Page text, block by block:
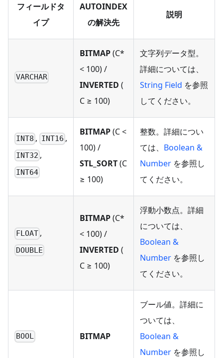
フィールドタ
イプ
AUTOINDEX
の解決先
説明
VARCHAR
BITMAP(C*
< 100) /
INVERTED (
C ≥ 100)
文字列データ型。
詳細については、
String Field を参照
してください。
INT8 , INT16 ,
INT32 ,
INT64
BITMAP(C <
100) /
STL_SORT(C
≥ 100)
整数。詳細につい
ては、 Boolean &
Number を参照し
てください。
FLOAT ,
DOUBLE
BITMAP(C*
< 100) /
INVERTED (
C ≥ 100)
浮動小数点。詳細
については、
Boolean &
Number を参照し
てください。
BOOL BITMAP
ブール値。詳細に
ついては、
Boolean &
Number を参照し